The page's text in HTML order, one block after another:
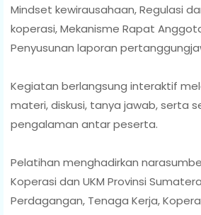
Mindset kewirausahaan, Regulasi
koperasi, Mekanisme Rapat
Penyusunan laporan
Kegiatan berlangsung interaktif
materi, diskusi, tanya jawab, serta
pengalaman antar peserta.
Pelatihan menghadirkan
Koperasi dan UKM Provinsi
Perdagangan, Tenaga Kerja,